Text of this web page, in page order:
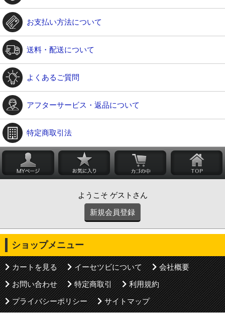
お支払い方法について
送料・配送について
よくあるご質問
アフターサービス・返品について
特定商取引法
ようこそ ゲストさん
新規会員登録
ショップメニュー
カートを見る イーセツビについて
会社概要
お問い合わせ
特定商取引
利用規約
プライバシーポリシー
サイトマップ